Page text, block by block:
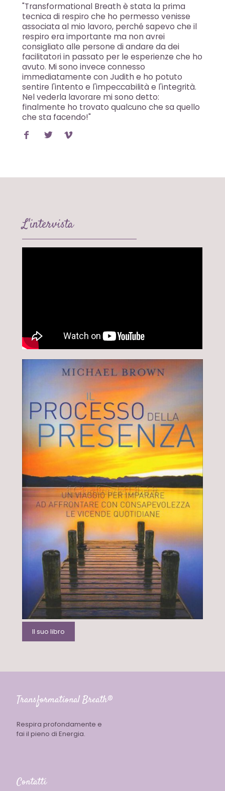
"Transformational Breath è stata la prima
tecnica di respiro che ho permesso venisse
associata al mio lavoro, perché sapevo che il
respiro era importante ma non avrei
consigliato alle persone di andare da dei
facilitatori in passato per le esperienze che ho
avuto. Mi sono invece connesso
immediatamente con Judith e ho potuto
sentire l'intento e l'impeccabilità e l'integrità.
Nel vederla lavorare mi sono detto:
finalmente ho trovato qualcuno che sa quello
che sta facendo!"
L'intervista
Il suo libro
Transformational Breath®
Respira profondamente e
fai il pieno di Energia.
Contatti